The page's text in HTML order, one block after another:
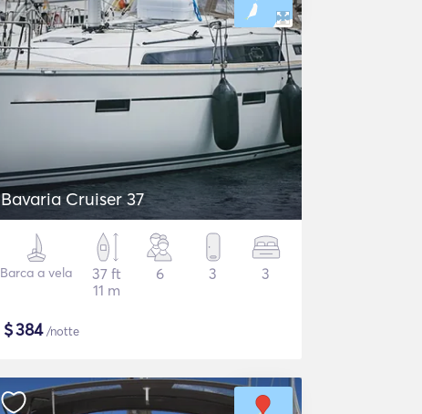
Bavaria Cruiser 37
Barca a vela
37 ft
11 m
6 3 3
$384/notte